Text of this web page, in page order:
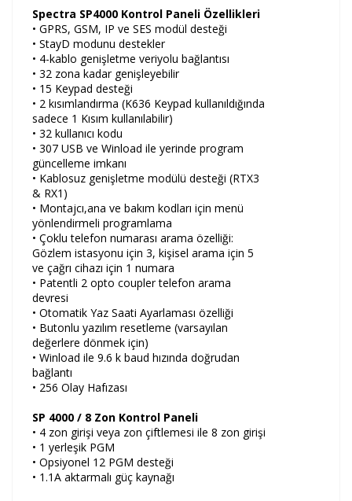
Spectra SP4000 Kontrol Paneli Özellikleri
• GPRS, GSM, IP ve SES modül desteği
• StayD modunu destekler
• 4-kablo genişletme veriyolu bağlantısı
• 32 zona kadar genişleyebilir
• 15 Keypad desteği
• 2 kısımlandırma (K636 Keypad kullanıldığında
sadece 1 Kısım kullanılabilir)
• 32 kullanıcı kodu
• 307 USB ve Winload ile yerinde program
güncelleme imkanı
• Kablosuz genişletme modülü desteği (RTX3
& RX1)
• Montajcı,ana ve bakım kodları için menü
yönlendirmeli programlama
• Çoklu telefon numarası arama özelliği:
Gözlem istasyonu için 3, kişisel arama için 5
ve çağrı cihazı için 1 numara
• Patentli 2 opto coupler telefon arama
devresi
• Otomatik Yaz Saati Ayarlaması özelliği
• Butonlu yazılım resetleme (varsayılan
değerlere dönmek için)
• Winload ile 9.6 k baud hızında doğrudan
bağlantı
• 256 Olay Hafızası
SP 4000 / 8 Zon Kontrol Paneli
• 4 zon girişi veya zon çiftlemesi ile 8 zon girişi
• 1 yerleşik PGM
• Opsiyonel 12 PGM desteği
• 1.1A aktarmalı güç kaynağı